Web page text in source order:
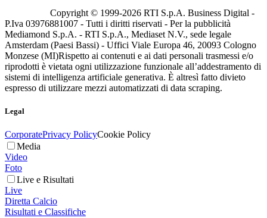
Copyright © 1999-2026 RTI S.p.A. Business Digital -
P.Iva 03976881007 - Tutti i diritti riservati - Per la pubblicità
Mediamond S.p.A. - RTI S.p.A., Mediaset N.V., sede legale
Amsterdam (Paesi Bassi) - Uffici Viale Europa 46, 20093 Cologno
Monzese (MI)Rispetto ai contenuti e ai dati personali trasmessi e/o
riprodotti è vietata ogni utilizzazione funzionale all’addestramento di
sistemi di intelligenza artificiale generativa. È altresì fatto divieto
espresso di utilizzare mezzi automatizzati di data scraping.
Legal
CorporatePrivacy PolicyCookie Policy
Media
Video
Foto
Live e Risultati
Live
Diretta Calcio
Risultati e Classifiche